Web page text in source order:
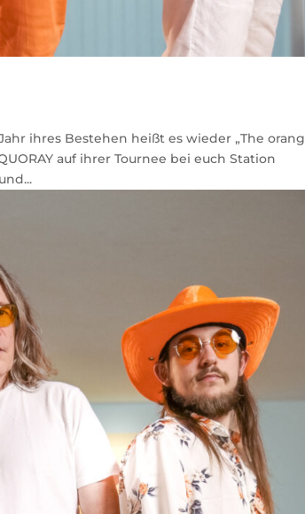
ihres Bestehen heißt es wieder „The
auf ihrer Tournee bei euch Station